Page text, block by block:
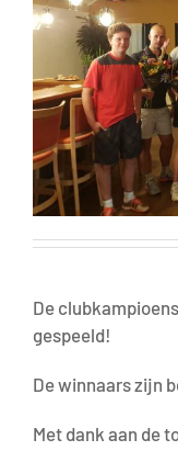
De
gespeeld!
De winnaars zijn
Met dank aan de